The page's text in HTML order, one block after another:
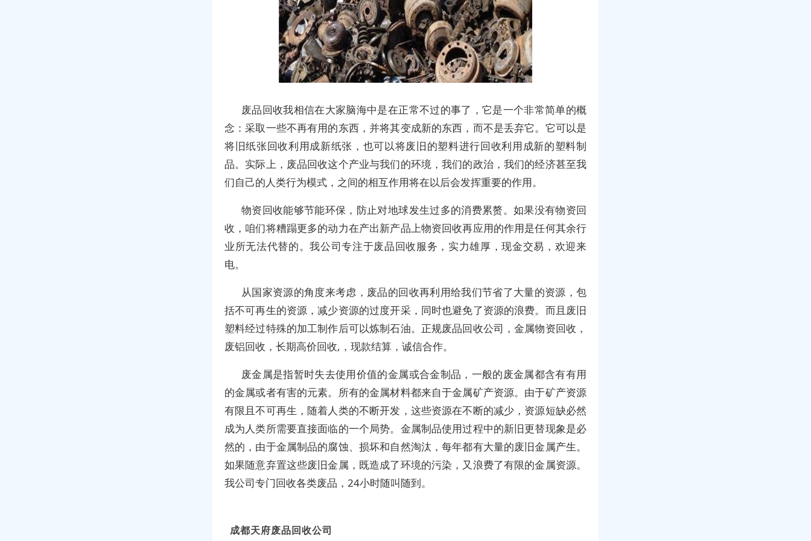
废品回收我相信在大家脑海中是在正常不过的事了，它是一个非常简单的概
念：采取一些不再有用的东西，并将其变成新的东西，而不是丢弃它。它可以是
将旧纸张回收利用成新纸张，也可以将废旧的塑料进行回收利用成新的塑料制
品。实际上，废品回收这个产业与我们的环境，我们的政治，我们的经济甚至我
们自己的人类行为模式，之间的相互作用将在以后会发挥重要的作用。
物资回收能够节能环保，防止对地球发生过多的消费累赘。如果没有物资回
收，咱们将糟蹋更多的动力在产出新产品上物资回收再应用的作用是任何其余行
业所无法代替的。我公司专注于废品回收服务，实力雄厚，现金交易，欢迎来
电。
从国家资源的角度来考虑，废品的回收再利用给我们节省了大量的资源，包
括不可再生的资源，减少资源的过度开采，同时也避免了资源的浪费。而且废旧
塑料经过特殊的加工制作后可以炼制石油。正规废品回收公司，金属物资回收，
废铝回收，长期高价回收,，现款结算，诚信合作。
废金属是指暂时失去使用价值的金属或合金制品，一般的废金属都含有有用
的金属或者有害的元素。所有的金属材料都来自于金属矿产资源。由于矿产资源
有限且不可再生，随着人类的不断开发，这些资源在不断的减少，资源短缺必然
成为人类所需要直接面临的一个局势。金属制品使用过程中的新旧更替现象是必
然的，由于金属制品的腐蚀、损坏和自然淘汰，每年都有大量的废旧金属产生。
如果随意弃置这些废旧金属，既造成了环境的污染，又浪费了有限的金属资源。
我公司专门回收各类废品，24小时随叫随到。
成都天府废品回收公司